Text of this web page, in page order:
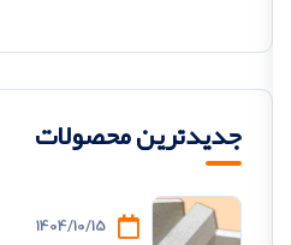
جدیدترین محصولات
1404/10/15